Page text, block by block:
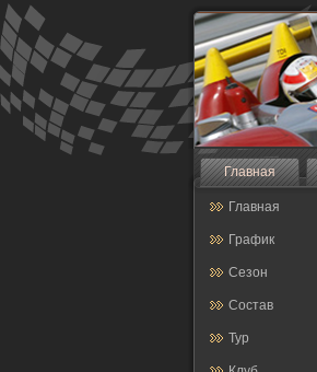
Главная
Главная
График
Сезон
Состав
Тур